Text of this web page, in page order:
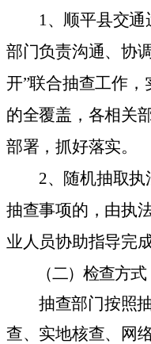
1 、顺平县交
部门负责沟通、协
开”联合抽查工作，
的全覆盖，各相关
部署，抓好落实。
2、随机抽取
抽查事项的，由执
业人员协助指导完
（二）检查方式
抽查部门按照
查、实地核查、网